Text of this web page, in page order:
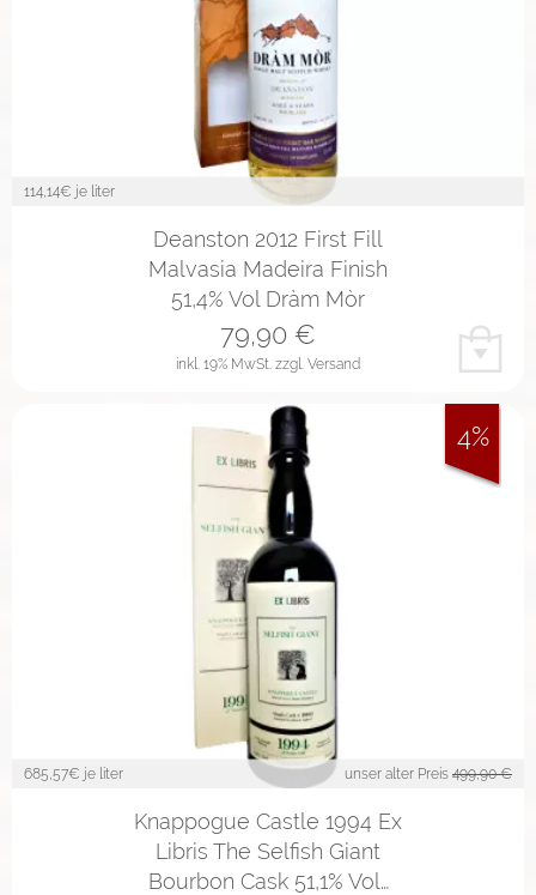
114,14€ je liter
Deanston 2012 First Fill
Malvasia Madeira Finish
51,4% Vol Dràm Mòr
inkl. 19% MwSt. zzgl. Versand
79,90 €
685,57€ je liter unser alter Preis 499,90 €
Knappogue Castle 1994 Ex
Libris The Selfish Giant
Bourbon Cask 51,1% Vol…
4%